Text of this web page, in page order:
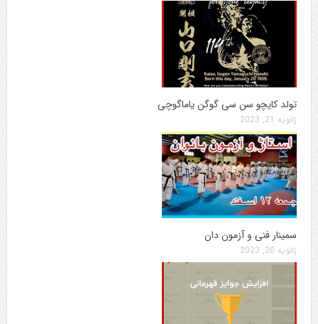
تولد کایچو سن سی گوگن یاماگوچی
ژانویه 21, 2023
سمینار فنی و آزمون دان
ژانویه 20, 2023